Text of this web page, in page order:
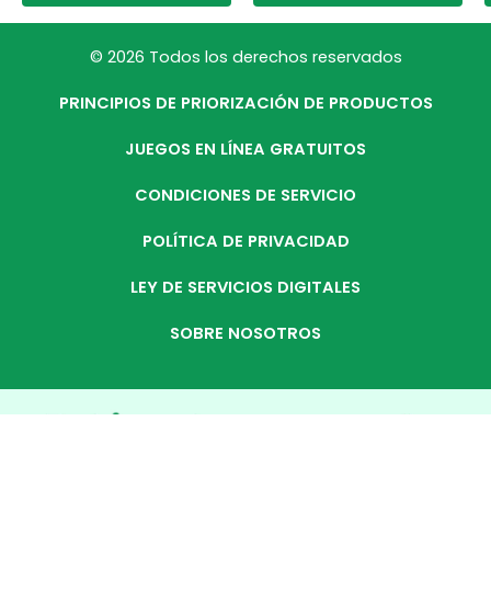
© 2026 Todos los derechos reservados
PRINCIPIOS DE PRIORIZACIÓN DE PRODUCTOS
JUEGOS EN LÍNEA GRATUITOS
CONDICIONES DE SERVICIO
POLÍTICA DE PRIVACIDAD
LEY DE SERVICIOS DIGITALES
SOBRE NOSOTROS